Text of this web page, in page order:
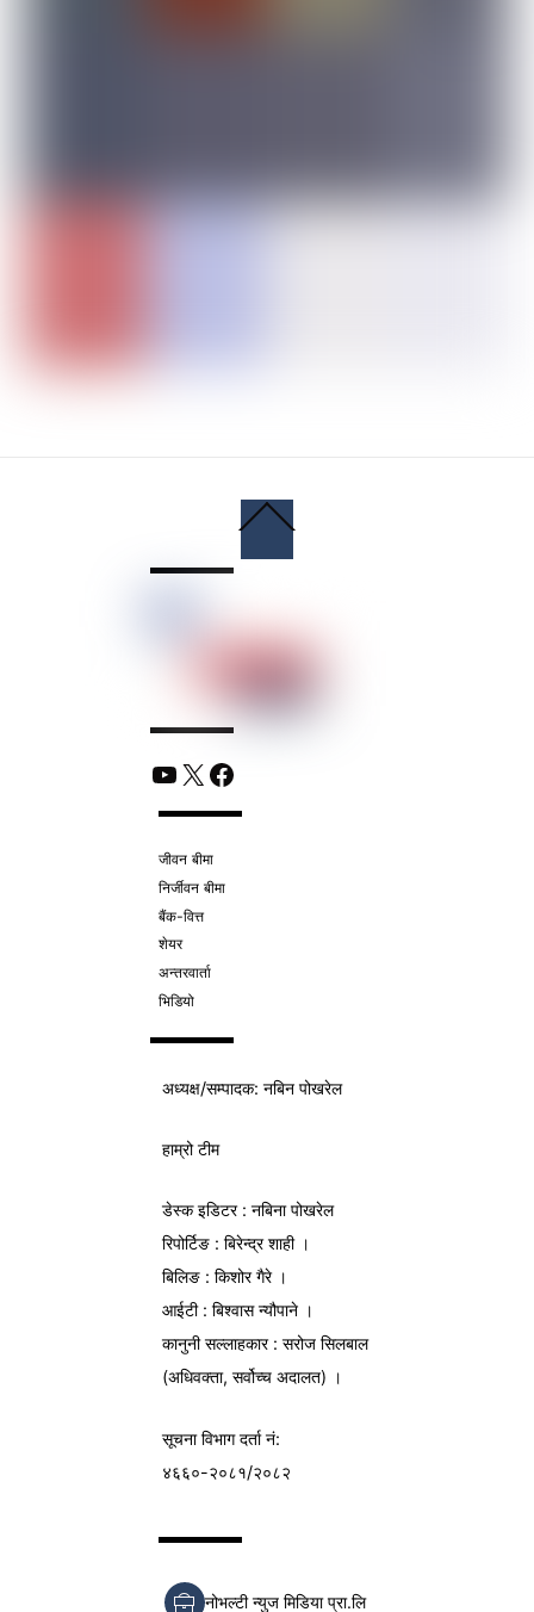
To
YouTube
X Facebook
जीवन बीमा
निर्जीवन बीमा
बैंक-वित्त
शेयर
अन्तरवार्ता
भिडियो
अध्यक्ष/सम्पादक: नबिन पोखरेल
हाम्रो टीम
डेस्क इडिटर : नबिना पोखरेल
रिपोर्टिङ : बिरेन्द्र शाही ।
बिलिङ : किशोर गैरे ।
आईटी : बिश्वास न्यौपाने ।
कानुनी सल्लाहकार : सरोज सिलबाल
(अधिवक्ता, सर्वोच्च अदालत) ।
सूचना विभागदर्ता नं:
४६६०-२०८१/२०८२
नोभल्टी न्युज मिडिया प्रा.लि